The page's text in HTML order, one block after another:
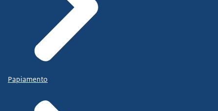
Papiamento